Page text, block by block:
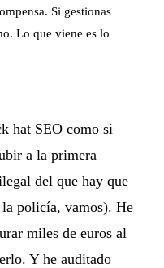
Si gestionas
Lo que viene es lo
hat SEO como si
a la primera
del que hay que
policía, vamos). He
miles de euros al
Y he auditado